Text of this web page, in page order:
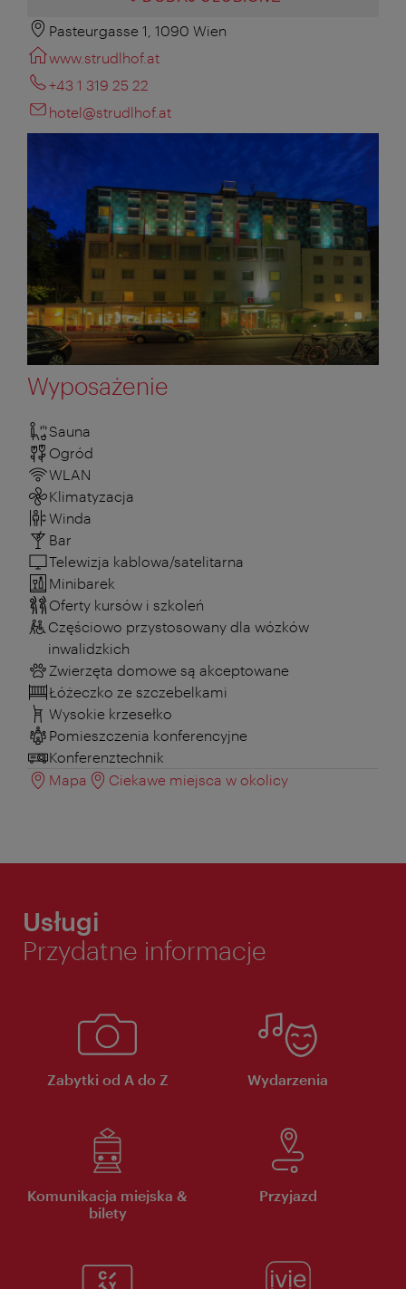
Pasteurgasse 1, 1090 Wien
www.strudlhof.at
+43 1 319 25 22
hotel@strudlhof.at
Wyposażenie
Sauna
Ogród
WLAN
Klimatyzacja
Winda
Bar
Telewizja kablowa/satelitarna
Minibarek
Oferty kursów i szkoleń
Częściowo przystosowany dla wózków
inwalidzkich
Zwierzęta domowe są akceptowane
Łóżeczko ze szczebelkami
Wysokie krzesełko
Pomieszczenia konferencyjne
Konferenztechnik
Mapa
Ciekawe miejsca w okolicy
Usługi
Przydatne informacje
Zabytki od A do Z Wydarzenia
Komunikacja miejska &
bilety
Przyjazd